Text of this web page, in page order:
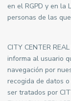
en el RGPD y en la
personas de las
CITY CENTER
informa al usuario
navegación por
recogida de datos
ser tratados por